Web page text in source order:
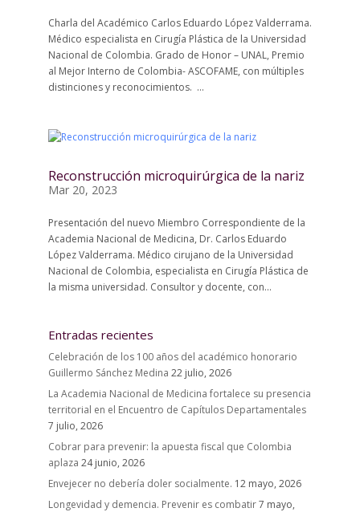
Charla del Académico Carlos Eduardo López Valderrama.
Médico especialista en Cirugía Plástica de la Universidad
Nacional de Colombia. Grado de Honor – UNAL, Premio
al Mejor Interno de Colombia- ASCOFAME, con múltiples
distinciones y reconocimientos. ...
Reconstrucción microquirúrgica de la nariz
Mar 20, 2023
Presentación del nuevo Miembro Correspondiente de la
Academia Nacional de Medicina, Dr. Carlos Eduardo
López Valderrama. Médico cirujano de la Universidad
Nacional de Colombia, especialista en Cirugía Plástica de
la misma universidad. Consultor y docente, con...
Entradas recientes
Celebración de los 100 años del académico honorario
Guillermo Sánchez Medina 22 julio, 2026
La Academia Nacional de Medicina fortalece su presencia
territorial en el Encuentro de Capítulos Departamentales
7 julio, 2026
Cobrar para prevenir: la apuesta fiscal que Colombia
aplaza 24 junio, 2026
Envejecer no debería doler socialmente. 12 mayo, 2026
Longevidad y demencia. Prevenir es combatir7 mayo,